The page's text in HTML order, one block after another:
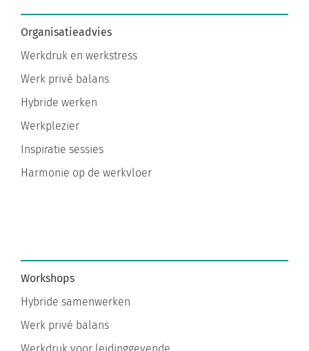
Organisatieadvies
Werkdruk en werkstress
Hybride werken
Werkplezier
Inspiratie sessies
Harmonie op de werkvloer
Workshops
Hybride samenwerken
Werk privé balans
Werkdruk voor leidinggevende